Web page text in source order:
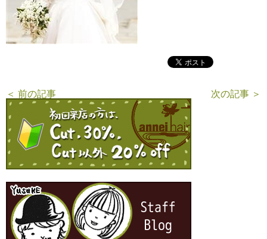
＜ 前の記事 次の記事 ＞